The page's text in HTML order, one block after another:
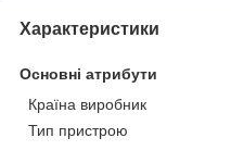
Характеристики
Основні атрибути
Країна виробник
Тип пристрою